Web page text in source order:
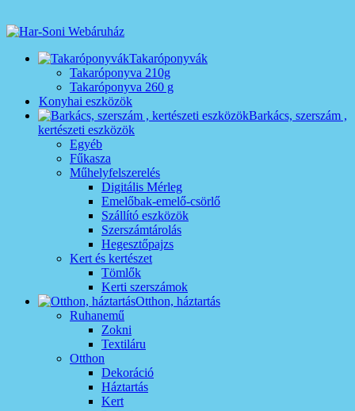
Takaróponyvák
Takaróponyva 210g
Takaróponyva 260 g
Konyhai eszközök
Barkács, szerszám ,
kertészeti eszközök
Egyéb
Fűkasza
Műhelyfelszerelés
Digitális Mérleg
Emelőbak-emelő-csörlő
Szállító eszközök
Szerszámtárolás
Hegesztőpajzs
Kert és kertészet
Tömlők
Kerti szerszámok
Otthon, háztartás
Ruhanemű
Zokni
Textiláru
Otthon
Dekoráció
Háztartás
Kert